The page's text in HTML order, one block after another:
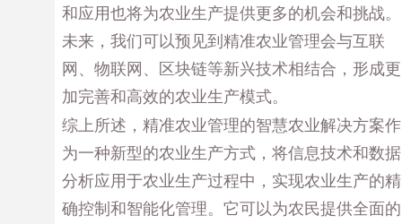
和应用也将为农业生产提供更多的机会和挑战。
未来，我们可以预见到精准农业管理会与互联
网、物联网、区块链等新兴技术相结合，形成更
加完善和高效的农业生产模式。
综上所述，精准农业管理的智慧农业解决方案作
为一种新型的农业生产方式，将信息技术和数据
分析应用于农业生产过程中，实现农业生产的精
确控制和智能化管理。它可以为农民提供全面的